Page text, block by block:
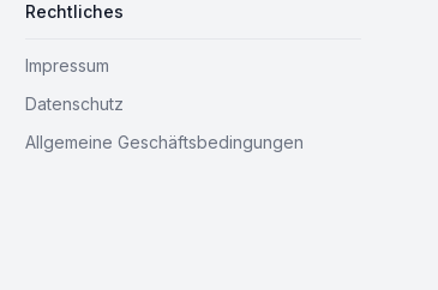
Rechtliches
Impressum
Datenschutz
Allgemeine Geschäftsbedingungen